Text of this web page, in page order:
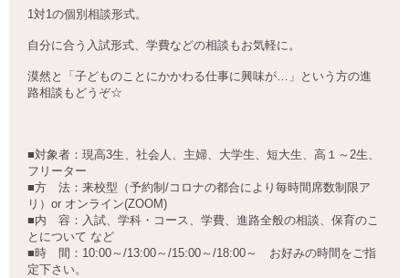
1対1の個別相談形式。
自分に合う入試形式、学費などの相談もお気軽に。
漠然と「子どものことにかかわる仕事に興味が…」という方の進
路相談もどうぞ☆
■対象者：現高3生、社会人、主婦、大学生、短大生、高１～2生、
フリーター
■方 法：来校型（予約制/コロナの都合により毎時間席数制限ア
リ）or オンライン(ZOOM)
■内 容：入試、学科・コース、学費、進路全般の相談、保育のこ
とについて など
■時 間：10:00～/13:00～/15:00～/18:00～ お好みの時間をご指
定下さい。